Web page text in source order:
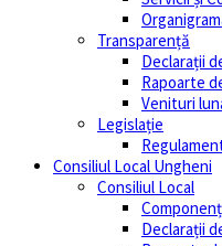
Transparență
Declarații
Rapoarte
Venituri
Legislație
Consiliul Local Ungheni
Consiliul Local
Declarații